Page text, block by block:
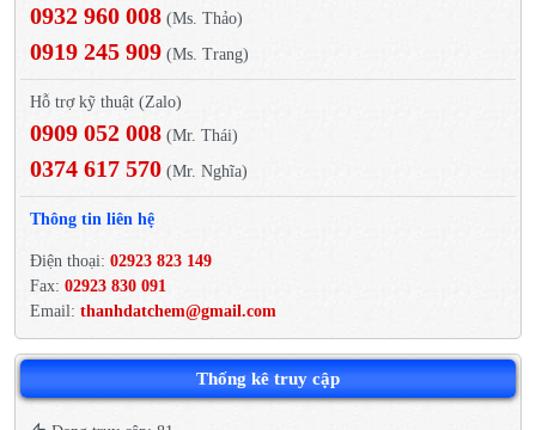
0932 960 008 (Ms. Thảo)
0919 245 909 (Ms. Trang)
Hỗ trợ kỹ thuật (Zalo)
0909 052 008 (Mr. Thái)
0374 617 570 (Mr. Nghĩa)
Thông tin liên hệ
Điện thoại: 02923 823 149
Fax: 02923 830 091
Email: thanhdatchem@gmail.com
Thống kê truy cập